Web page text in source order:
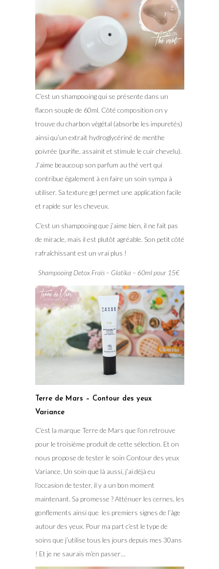
C’est un shampooing qui se présente dans un
flacon souple de 60ml. Côté composition on y
trouve du charbon végétal (absorbe les impuretés)
ainsi qu’un extrait hydroglycériné de menthe
poivrée (purifie, assainit et stimule le cuir chevelu).
J’aime beaucoup son parfum au thé vert qui
contribue également à en faire un soin sympa à
utiliser. Sa texture gel permet une application facile
et rapide sur les cheveux.
C’est un shampooing que j’aime bien, il ne fait pas
de miracle, mais il est plutôt agréable. Son petit côté
rafraîchissant est un vrai plus !
Shampooing Detox Frais – Glatika – 60ml pour 15€
Terre de Mars – Contour des yeux
Variance
C’est la marque Terre de Mars que l’on retrouve
pour le troisième produit de cette sélection. Et on
nous propose de tester le soin Contour des yeux
Variance. Un soin que là aussi, j’ai déjà eu
l’occasion de tester, il y a un bon moment
maintenant. Sa promesse ? Atténuer les cernes, les
gonflements ainsi que les premiers signes de l’âge
autour des yeux. Pour ma part c’est le type de
soins que j’utilise tous les jours depuis mes 30ans
! Et je ne saurais m’en passer…